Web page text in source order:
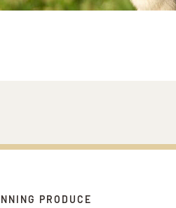
PRODUCE